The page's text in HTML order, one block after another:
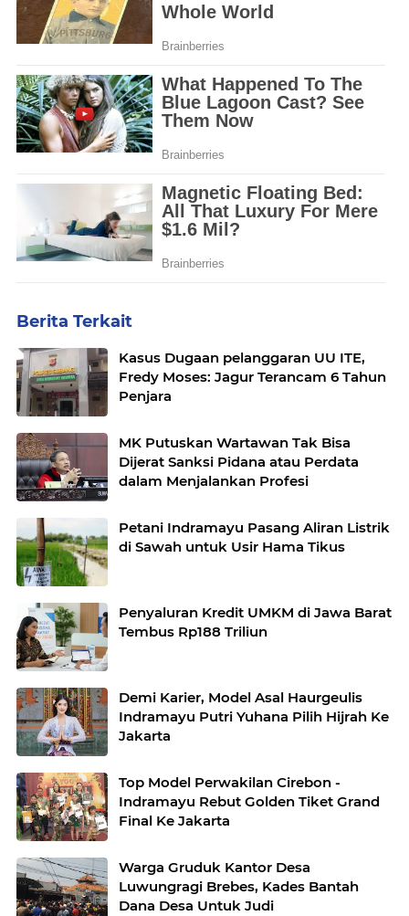
Berita Terkait
Kasus Dugaan pelanggaran UU ITE,
Fredy Moses: Jagur Terancam 6 Tahun
Penjara
MK Putuskan Wartawan Tak Bisa
Dijerat Sanksi Pidana atau Perdata
dalam Menjalankan Profesi
Petani Indramayu Pasang Aliran Listrik
di Sawah untuk Usir Hama Tikus
Penyaluran Kredit UMKM di Jawa Barat
Tembus Rp188 Triliun
Demi Karier, Model Asal Haurgeulis
Indramayu Putri Yuhana Pilih Hijrah Ke
Jakarta
Top Model Perwakilan Cirebon -
Indramayu Rebut Golden Tiket Grand
Final Ke Jakarta
Warga Gruduk Kantor Desa
Luwungragi Brebes, Kades Bantah
Dana Desa Untuk Judi